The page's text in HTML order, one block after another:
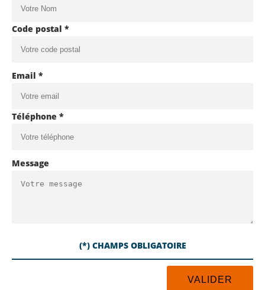
Code postal *
Email *
Téléphone *
Message
(*) CHAMPS OBLIGATOIRE